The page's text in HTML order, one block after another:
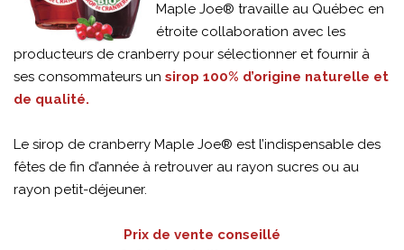
Maple Joe® travaille au Québec en
étroite collaboration avec les
producteurs de cranberry pour sélectionner et fournir à
ses consommateurs un sirop 100% d’origine naturelle et
de qualité.
Le sirop de cranberry Maple Joe® est l’indispensable des
fêtes de fin d’année à retrouver au rayon sucres ou au
rayon petit-déjeuner.
Prix de vente conseillé